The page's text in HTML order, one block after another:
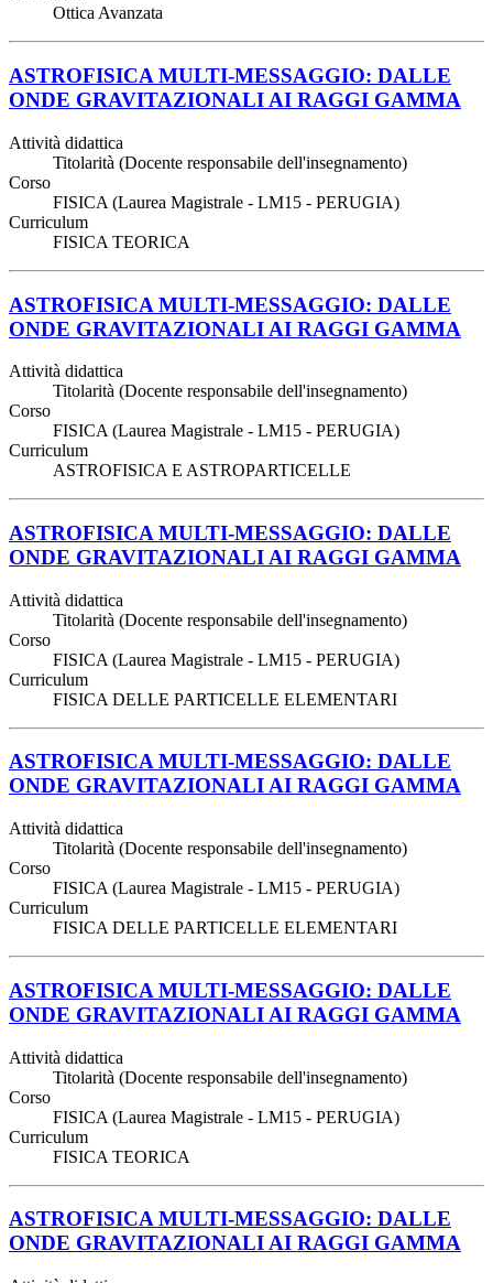
Ottica Avanzata
ASTROFISICA MULTI-MESSAGGIO: DALLE
ONDE GRAVITAZIONALI AI RAGGI GAMMA
Attività didattica
Titolarità (Docente responsabile dell'insegnamento)
Corso
FISICA (Laurea Magistrale - LM15 - PERUGIA)
Curriculum
FISICA TEORICA
ASTROFISICA MULTI-MESSAGGIO: DALLE
ONDE GRAVITAZIONALI AI RAGGI GAMMA
Attività didattica
Titolarità (Docente responsabile dell'insegnamento)
Corso
FISICA (Laurea Magistrale - LM15 - PERUGIA)
Curriculum
ASTROFISICA E ASTROPARTICELLE
ASTROFISICA MULTI-MESSAGGIO: DALLE
ONDE GRAVITAZIONALI AI RAGGI GAMMA
Attività didattica
Titolarità (Docente responsabile dell'insegnamento)
Corso
FISICA (Laurea Magistrale - LM15 - PERUGIA)
Curriculum
FISICA DELLE PARTICELLE ELEMENTARI
ASTROFISICA MULTI-MESSAGGIO: DALLE
ONDE GRAVITAZIONALI AI RAGGI GAMMA
Attività didattica
Titolarità (Docente responsabile dell'insegnamento)
Corso
FISICA (Laurea Magistrale - LM15 - PERUGIA)
Curriculum
FISICA DELLE PARTICELLE ELEMENTARI
ASTROFISICA MULTI-MESSAGGIO: DALLE
ONDE GRAVITAZIONALI AI RAGGI GAMMA
Attività didattica
Titolarità (Docente responsabile dell'insegnamento)
Corso
FISICA (Laurea Magistrale - LM15 - PERUGIA)
Curriculum
FISICA TEORICA
ASTROFISICA MULTI-MESSAGGIO: DALLE
ONDE GRAVITAZIONALI AI RAGGI GAMMA